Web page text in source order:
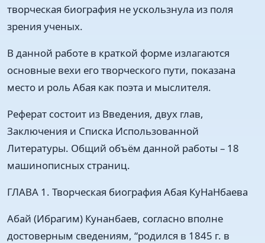
творческая биография не ускользнула из поля
зрения ученых.
В данной работе в краткой форме излагаются
основные вехи его творческого пути, показана
место и роль Абая как поэта и мыслителя.
Реферат состоит из Введения, двух глав,
Заключения и Списка Использованной
Литературы. Общий объём данной работы – 18
машинописных страниц.
ГЛАВА 1. Творческая биография Абая КуНаНбаева
Абай (Ибрагим) Кунанбаев, согласно вполне
достоверным сведениям, “родился в 1845 г. в